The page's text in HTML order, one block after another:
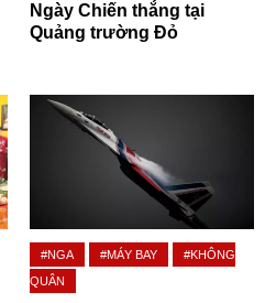
Ngày Chiến thắng tại
Quảng trường Đỏ
#NGA #MÁY BAY
#KHÔNG
QUÂN